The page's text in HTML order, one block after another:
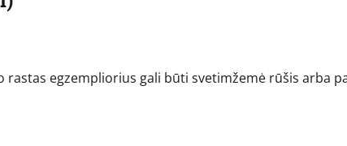
egzempliorius gali būti svetimžemė rūšis arba